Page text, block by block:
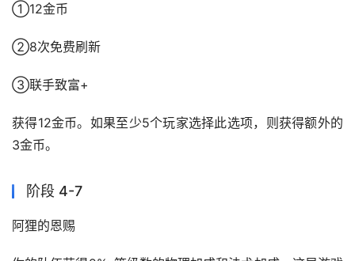
①12金币
②8次免费刷新
③联手致富+
获得12金币。如果至少5个玩家选择此选项，则获得额外的
3金币。
阶段 4-7
阿狸的恩赐